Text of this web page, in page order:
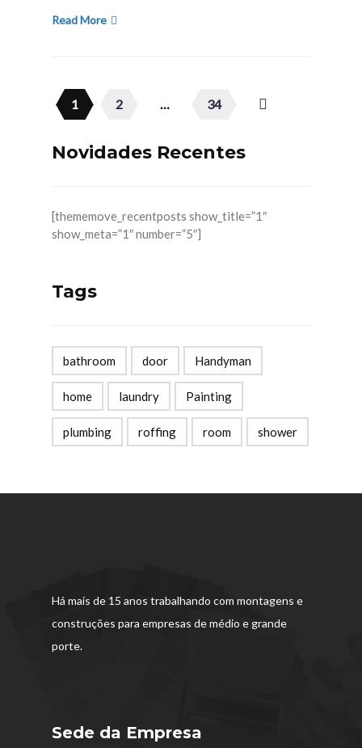
Read More
1 2 … 34
Novidades Recentes
[thememove_recentposts show_title=”1″
show_meta=”1″ number=”5″]
Tags
bathroom door Handyman
home laundry Painting
plumbing roffing room shower
Há mais de 15 anos trabalhando com montagens e
construções para empresas de médio e grande
porte.
Sede da Empresa